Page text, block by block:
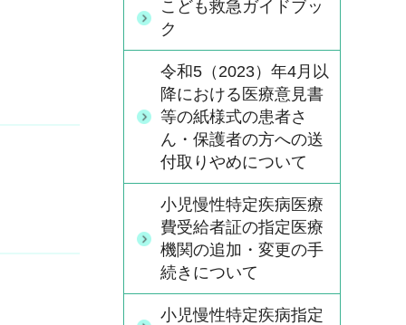
こども救急ガイドブッ
ク
令和5（2023）年4月以
降における医療意見書
等の紙様式の患者さ
ん・保護者の方への送
付取りやめについて
小児慢性特定疾病医療
費受給者証の指定医療
機関の追加・変更の手
続きについて
小児慢性特定疾病指定